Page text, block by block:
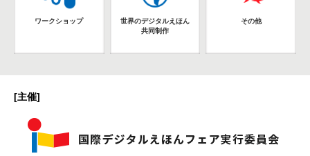
ワークショップ
世界のデジタルえほん
共同制作
その他
[主催]